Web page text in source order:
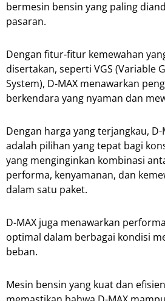
bermesin bensin yang paling
pasaran.
Dengan fitur-fitur kemewahan
disertakan, seperti VGS (Variable
System), D-MAX menawarkan
berkendara yang nyaman dan
Dengan harga yang terjangkau, D-
adalah pilihan yang tepat bagi
yang menginginkan kombinasi
performa, kenyamanan, dan
dalam satu paket.
D-MAX juga menawarkan
optimal dalam berbagai kondisi
beban.
Mesin bensin yang kuat dan efisien